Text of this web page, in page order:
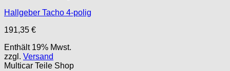
Hallgeber Tacho 4-polig
191,35 €
Enthält 19% Mwst.
zzgl. Versand
Multicar Teile Shop